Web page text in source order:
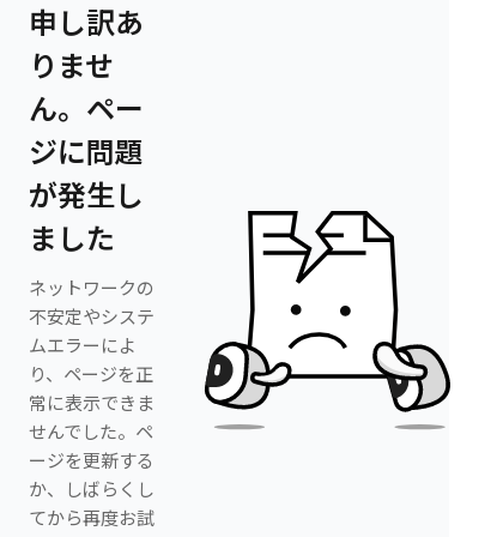
申し訳あ
りませ
ん。ペー
ジに問題
が発生し
ました
ネットワークの
不安定やシステ
ムエラーによ
り、ページを正
常に表示できま
せんでした。ペ
ージを更新する
か、しばらくし
てから再度お試